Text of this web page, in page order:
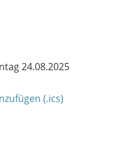
24.08.2025
(.ics)